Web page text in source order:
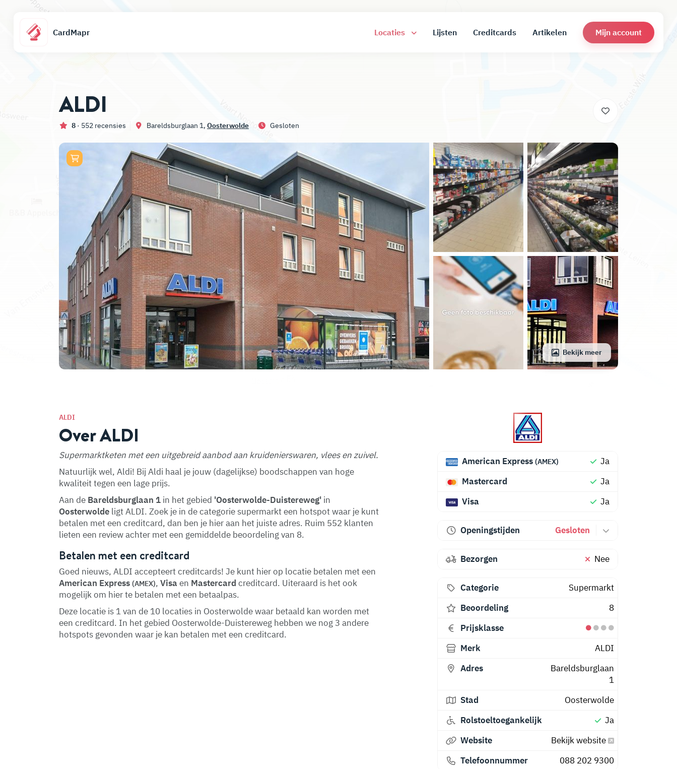
CardMapr Locaties Lijsten Creditcards Artikelen Mijn account
ALDI
8 · 552 recensies Bareldsburglaan 1, Oosterwolde Gesloten
Bekijk meer
ALDI
Over ALDI
Supermarktketen met een uitgebreid aanbod aan kruidenierswaren, vlees en zuivel.
Natuurlijk wel, Aldi! Bij Aldi haal je jouw (dagelijkse) boodschappen van hoge
kwaliteit tegen een lage prijs.
Aan de Bareldsburglaan 1 in het gebied 'Oosterwolde-Duistereweg' in
Oosterwolde ligt ALDI. Zoek je in de categorie supermarkt een hotspot waar je kunt
betalen met een creditcard, dan ben je hier aan het juiste adres. Ruim 552 klanten
lieten een review achter met een gemiddelde beoordeling van 8.
Betalen met een creditcard
Goed nieuws, ALDI accepteert creditcards! Je kunt hier op locatie betalen met een
American Express (AMEX), Visa en Mastercard creditcard. Uiteraard is het ook
mogelijk om hier te betalen met een betaalpas.
Deze locatie is 1 van de 10 locaties in Oosterwolde waar betaald kan worden met
een creditcard. In het gebied Oosterwolde-Duistereweg hebben we nog 3 andere
hotspots gevonden waar je kan betalen met een creditcard.
American Express (AMEX)
Ja
Mastercard
Ja
Visa
Ja
Openingstijden Gesloten
Bezorgen Nee
Categorie
Supermarkt
Beoordeling
8
Prijsklasse
Merk
ALDI
Adres
Bareldsburglaan
1
Stad
Oosterwolde
Rolstoeltoegankelijk
Ja
Website
Bekijk website
Telefoonnummer
088 202 9300